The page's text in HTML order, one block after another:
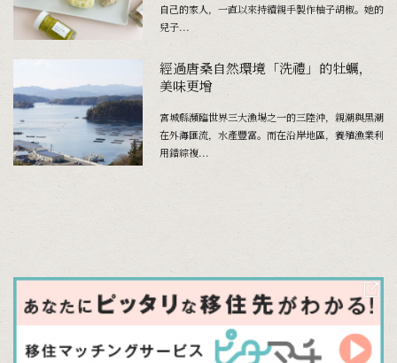
自己的家人，一直以來持續親手製作柚子胡椒。她的
兒子...
經過唐桑自然環境「洗禮」的牡蠣，
美味更增
宮城縣瀕臨世界三大漁場之一的三陸沖，親潮與黑潮
在外海匯流，水產豐富。而在沿岸地區，養殖漁業利
用錯綜複...